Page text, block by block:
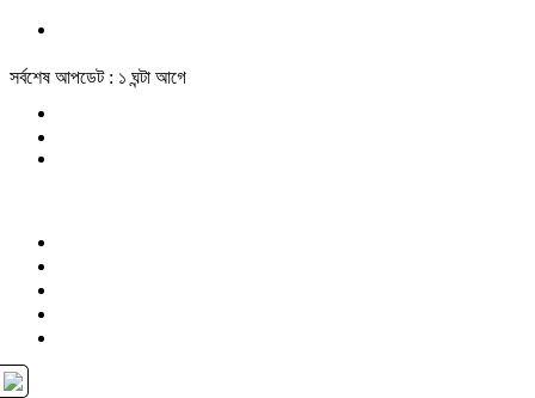
সর্বশেষ আপডেট : ১ ঘন্টা আগে